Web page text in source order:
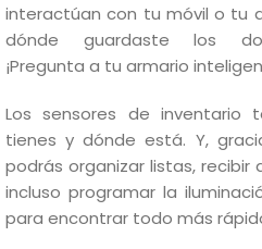
interactúan con tu móvil o tu
dónde guardaste los
¡Pregunta a tu armario
Los sensores de inventario
tienes y dónde está. Y,
podrás organizar listas,
incluso programar la
para encontrar todo más